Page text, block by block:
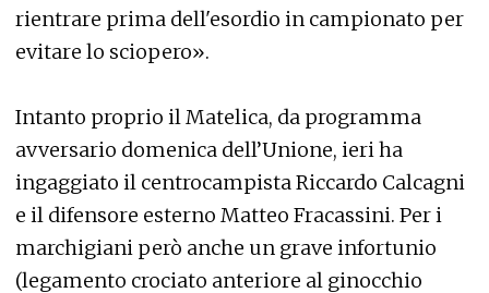
rientrare prima dell'esordio in campionato per
evitare lo sciopero».
Intanto proprio il Matelica, da programma
avversario domenica dell’Unione, ieri ha
ingaggiato il centrocampista Riccardo Calcagni
e il difensore esterno Matteo Fracassini. Per i
marchigiani però anche un grave infortunio
(legamento crociato anteriore al ginocchio